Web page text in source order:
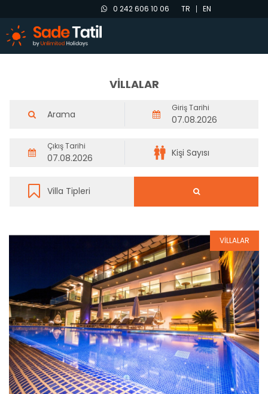
0 242 606 10 06 TR EN
VİLLALAR
Giriş Tarihi
Çıkış Tarihi
Rezervasyon
VİLLALAR